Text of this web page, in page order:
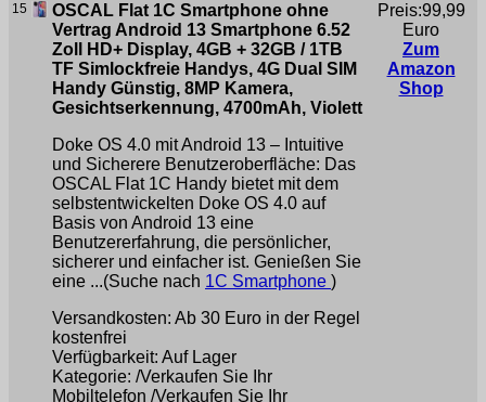
15
OSCAL Flat 1C Smartphone ohne
Vertrag Android 13 Smartphone 6.52
Zoll HD+ Display, 4GB + 32GB / 1TB
TF Simlockfreie Handys, 4G Dual SIM
Handy Günstig, 8MP Kamera,
Gesichtserkennung, 4700mAh, Violett
Doke OS 4.0 mit Android 13 – Intuitive
und Sicherere Benutzeroberfläche: Das
OSCAL Flat 1C Handy bietet mit dem
selbstentwickelten Doke OS 4.0 auf
Basis von Android 13 eine
Benutzererfahrung, die persönlicher,
sicherer und einfacher ist. Genießen Sie
eine ...(Suche nach 1C Smartphone )
Versandkosten: Ab 30 Euro in der Regel
kostenfrei
Verfügbarkeit: Auf Lager
Kategorie: /Verkaufen Sie Ihr
Mobiltelefon /Verkaufen Sie Ihr
Preis:99,99
Euro
Zum
Amazon
Shop